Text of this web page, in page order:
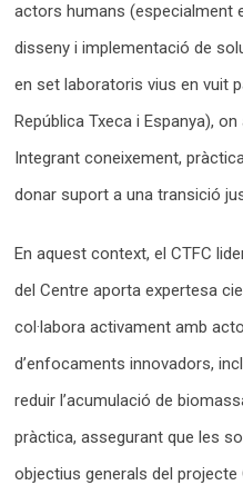
actors humans (especialment
disseny i implementació de
en set laboratoris vius en vuit
República Txeca i Espanya),
Integrant coneixement,
donar suport a una transició
En aquest context, el CTFC
del Centre aporta expertesa
col·labora activament amb
d’enfocaments innovadors,
reduir l’acumulació de
pràctica, assegurant que les
objectius generals del projecte